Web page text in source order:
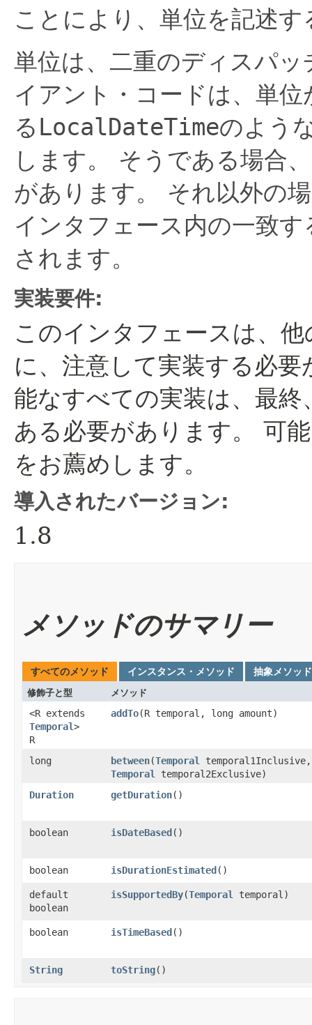
ことにより、単位を記述
単位は、二重のディスパ
イアント・コードは、単位
る LocalDateTimeのよう
します。
そうである場合
があります。
それ以外の
インタフェース内の一致
されます。
実装要件:
このインタフェースは、
に、注意して実装する必要
能なすべての実装は、最
ある必要があります。
可
をお薦めします。
導入されたバージョン:
1.8
メソッドのサマリー
すべてのメソッド インスタンス・メソッド 抽象メソッド
修飾子と型 メソッド
<R extends
Temporal>
R
addTo​(R temporal, long amount)
long between​(Temporal
temporal1Inclusive,
Temporal
temporal2Exclusive)
Duration
getDuration()
boolean isDateBased()
boolean isDurationEstimated()
default
boolean
isSupportedBy​(Temporal temporal)
boolean isTimeBased()
String toString()